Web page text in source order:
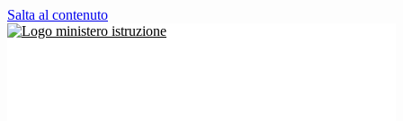
Salta al contenuto